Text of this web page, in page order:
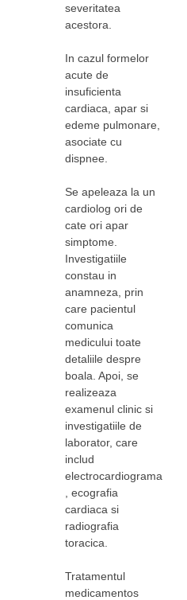
severitatea
acestora.
In cazul formelor
acute de
insuficienta
cardiaca, apar si
edeme pulmonare,
asociate cu
dispnee.
Se apeleaza la un
cardiolog ori de
cate ori apar
simptome.
Investigatiile
constau in
anamneza, prin
care pacientul
comunica
medicului toate
detaliile despre
boala. Apoi, se
realizeaza
examenul clinic si
investigatiile de
laborator, care
includ
electrocardiograma
, ecografia
cardiaca si
radiografia
toracica.
Tratamentul
medicamentos